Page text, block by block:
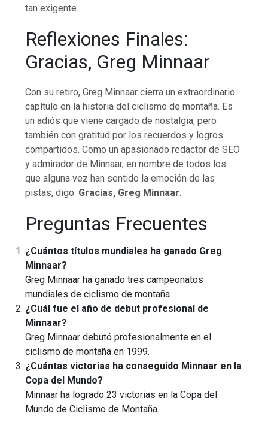
tan exigente.
Reflexiones Finales:
Gracias, Greg Minnaar
Con su retiro, Greg Minnaar cierra un extraordinario
capítulo en la historia del ciclismo de montaña. Es
un adiós que viene cargado de nostalgia, pero
también con gratitud por los recuerdos y logros
compartidos. Como un apasionado redactor de SEO
y admirador de Minnaar, en nombre de todos los
que alguna vez han sentido la emoción de las
pistas, digo: Gracias, Greg Minnaar.
Preguntas Frecuentes
¿Cuántos títulos mundiales ha ganado Greg
Minnaar?
Greg Minnaar ha ganado tres campeonatos
mundiales de ciclismo de montaña.
¿Cuál fue el año de debut profesional de
Minnaar?
Greg Minnaar debutó profesionalmente en el
ciclismo de montaña en 1999.
¿Cuántas victorias ha conseguido Minnaar en la
Copa del Mundo?
Minnaar ha logrado 23 victorias en la Copa del
Mundo de Ciclismo de Montaña.